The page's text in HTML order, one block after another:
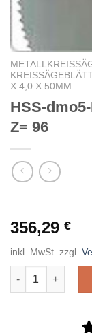
X 4,0 X 50MM
HSS-
Z= 96
356,29 €
inkl. MwSt. zzgl.
HSS-dmo5-